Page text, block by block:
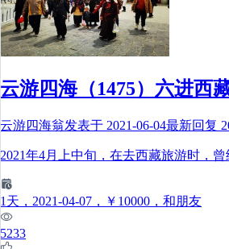
云游四海（1475）六进
云游四海翁发表于 2021-06-04最新回复
2021年4月上中旬，在去西藏旅游时，
1 天 ，2021-04-07 ，￥10000 ，和朋友
5233